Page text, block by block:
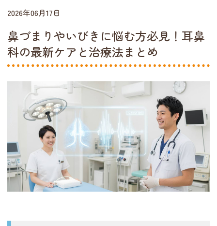
2026年06月17日
鼻づまりやいびきに悩む方必見！耳鼻
科の最新ケアと治療法まとめ